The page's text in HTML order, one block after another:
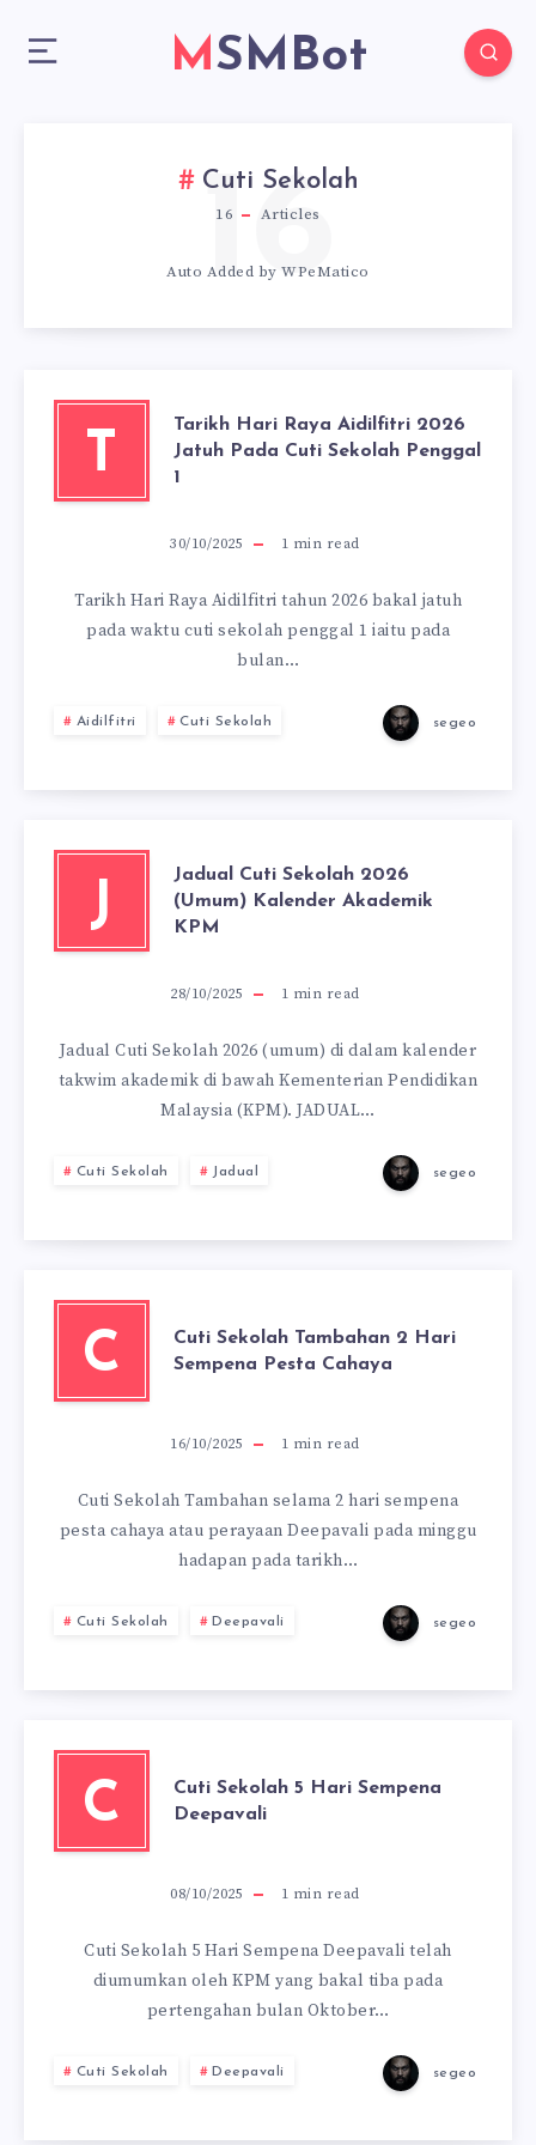
MSMBot
Cuti Sekolah
16 Articles
16
Auto Added by WPeMatico
T
Tarikh Hari Raya Aidilfitri 2026
Jatuh Pada Cuti Sekolah Penggal
1
30/10/2025 1 min read
Tarikh Hari Raya Aidilfitri tahun 2026 bakal jatuh
pada waktu cuti sekolah penggal 1 iaitu pada
bulan…
Aidilfitri Cuti Sekolah segeo
J
Jadual Cuti Sekolah 2026
(Umum) Kalender Akademik
KPM
28/10/2025 1 min read
Jadual Cuti Sekolah 2026 (umum) di dalam kalender
takwim akademik di bawah Kementerian Pendidikan
Malaysia (KPM). JADUAL…
Cuti Sekolah Jadual segeo
C
Cuti Sekolah Tambahan 2 Hari
Sempena Pesta Cahaya
16/10/2025 1 min read
Cuti Sekolah Tambahan selama 2 hari sempena
pesta cahaya atau perayaan Deepavali pada minggu
hadapan pada tarikh…
Cuti Sekolah Deepavali segeo
C
Cuti Sekolah 5 Hari Sempena
Deepavali
08/10/2025 1 min read
Cuti Sekolah 5 Hari Sempena Deepavali telah
diumumkan oleh KPM yang bakal tiba pada
pertengahan bulan Oktober…
Cuti Sekolah Deepavali segeo